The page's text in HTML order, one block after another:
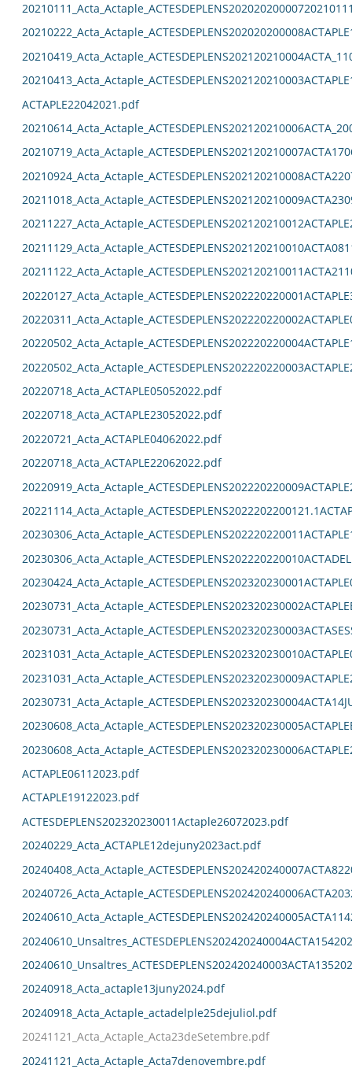
ACTAPLE22042021.pdf
20220718_Acta_ACTAPLE05052022.pdf
20220718_Acta_ACTAPLE23052022.pdf
20220721_Acta_ACTAPLE04062022.pdf
20220718_Acta_ACTAPLE22062022.pdf
ACTAPLE06112023.pdf
ACTAPLE19122023.pdf
ACTESDEPLENS202320230011Actaple26072023.pdf
20240229_Acta_ACTAPLE12dejuny2023act.pdf
20240918_Acta_actaple13juny2024.pdf
20240918_Acta_Actaple_actadelple25dejuliol.pdf
20241121_Acta_Actaple_Acta23deSetembre.pdf
20241121_Acta_Actaple_Acta7denovembre.pdf